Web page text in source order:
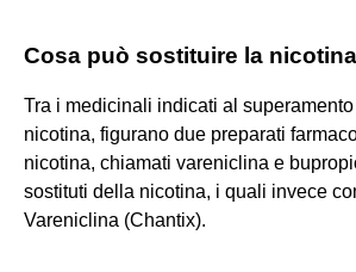
Cosa può sostituire la
Tra i medicinali indicati al
nicotina, figurano due preparati
nicotina, chiamati vareniclina e
sostituti della nicotina, i quali invece
Vareniclina (Chantix).